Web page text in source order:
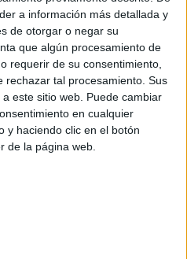
a información más detallada y
de otorgar o negar su
que algún procesamiento de
requerir de su consentimiento,
rechazar tal procesamiento. Sus
este sitio web. Puede cambiar
en cualquier
y haciendo clic en el botón
de la página web.
PIN